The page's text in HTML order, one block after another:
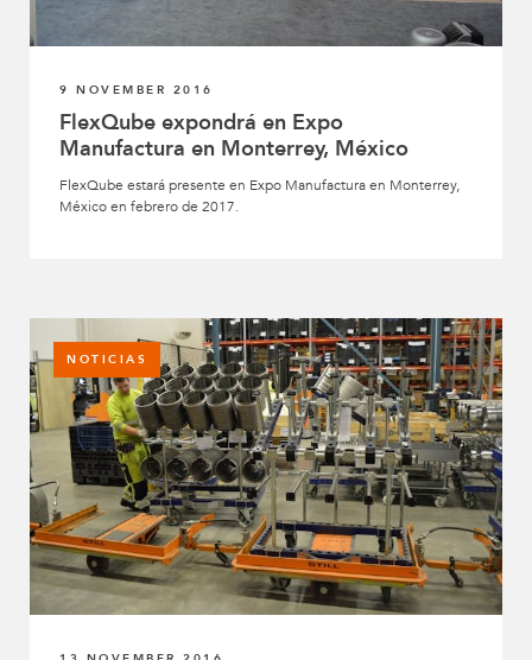
9 NOVEMBER 2016
FlexQube expondrá en Expo
Manufactura en Monterrey, México
FlexQube estará presente en Expo Manufactura en Monterrey,
México en febrero de 2017.
NOTICIAS